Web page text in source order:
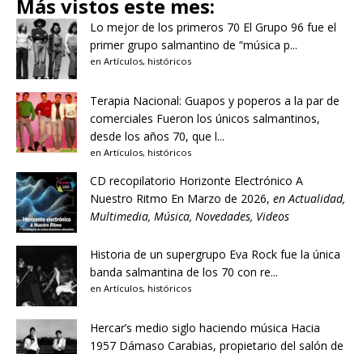
Más vistos este mes:
Lo mejor de los primeros 70 El Grupo 96 fue el
primer grupo salmantino de “música p...
en Artículos, históricos
Terapia Nacional: Guapos y poperos a la par de
comerciales Fueron los únicos salmantinos,
desde los años 70, que l...
en Artículos, históricos
CD recopilatorio Horizonte Electrónico A
Nuestro Ritmo En Marzo de 2026, enActualidad,
Multimedia, Música, Novedades, Videos
Historia de un supergrupo Eva Rock fue la única
banda salmantina de los 70 con re...
en Artículos, históricos
Hercar’s medio siglo haciendo música Hacia
1957 Dámaso Carabias, propietario del salón de